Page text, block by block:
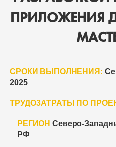
ПРИЛОЖЕНИЯ
СРОКИ ВЫПОЛНЕНИЯ:
2025
ТРУДОЗАТРАТЫ ПО
РЕГИОН Северо-
РФ